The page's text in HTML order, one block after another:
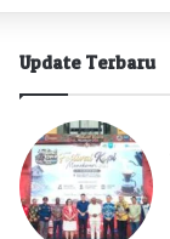
Update Terbaru